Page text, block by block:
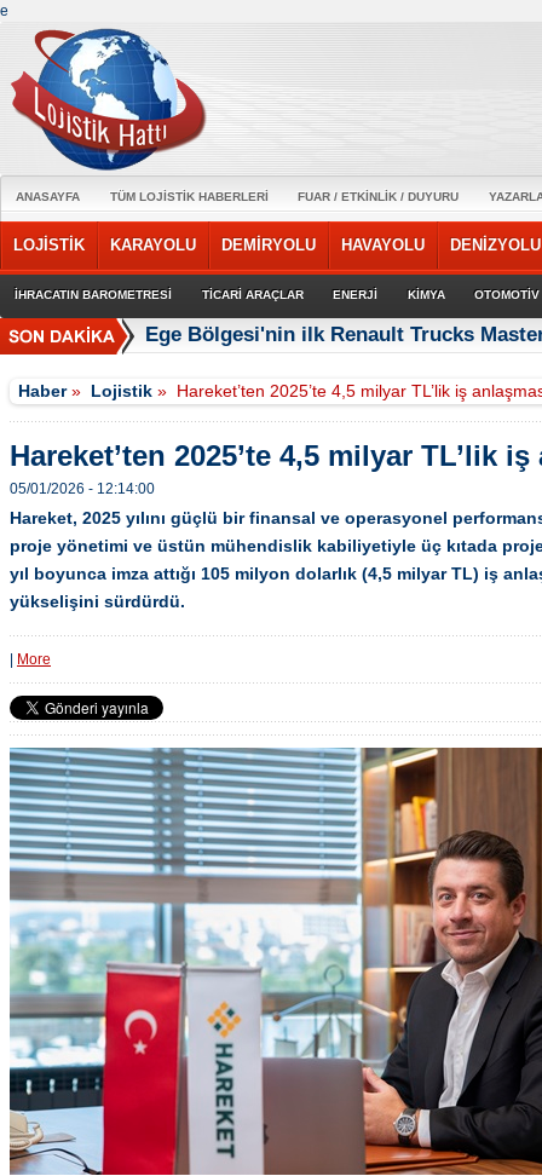
e
ANASAYFA TÜM LOJİSTİK HABERLERİ FUAR / ETKİNLİK / DUYURU
LOJİSTİK KARAYOLU DEMİRYOLU HAVAYOLU DENİZYOLU
İHRACATIN BAROMETRESİ TİCARİ ARAÇLAR ENERJİ KİMYA OTOMOTİV
Ege Bölgesi'nin ilk Renault Trucks
Haber» Lojistik » Hareket’ten 2025’te 4,5 milyar TL’lik iş
Hareket’ten 2025’te 4,5 milyar TL’lik iş
05/01/2026 - 12:14:00
Hareket, 2025 yılını güçlü bir finansal ve operasyonel
proje yönetimi ve üstün mühendislik kabiliyetiyle üç kıtada
yıl boyunca imza attığı 105 milyon dolarlık (4,5 milyar TL) iş
yükselişini sürdürdü.
More